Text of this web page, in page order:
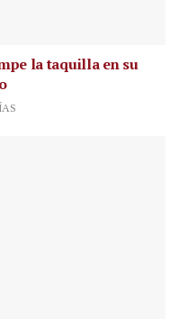
la taquilla en su